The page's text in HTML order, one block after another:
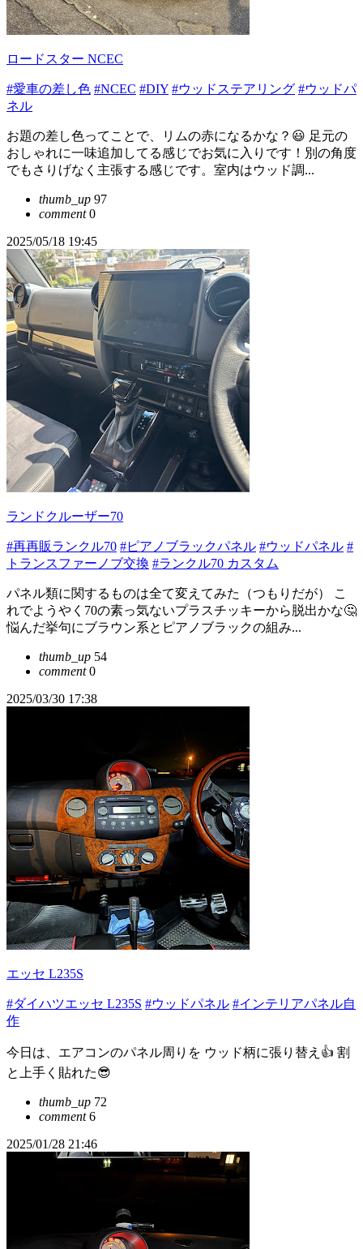
ロードスター NCEC
#愛車の差し色 #NCEC #DIY #ウッドステアリング #ウッドパ
ネル
お題の差し色ってことで、リムの赤になるかな？😃 足元の
おしゃれに一味追加してる感じでお気に入りです！別の角度
でもさりげなく主張する感じです。室内はウッド調...
thumb_up 97
comment0
2025/05/18 19:45
ランドクルーザー70
#再再販ランクル70 #ピアノブラックパネル #ウッドパネル #
トランスファーノブ交換 #ランクル70 カスタム
パネル類に関するものは全て変えてみた（つもりだが） こ
れでようやく70の素っ気ないプラスチッキーから脱出かな🤔
悩んだ挙句にブラウン系とピアノブラックの組み...
thumb_up 54
comment0
2025/03/30 17:38
エッセ L235S
#ダイハツエッセ L235S #ウッドパネル #インテリアパネル自
作
今日は、エアコンのパネル周りを ウッド柄に張り替え👍 割
と上手く貼れた😎
thumb_up 72
comment6
2025/01/28 21:46